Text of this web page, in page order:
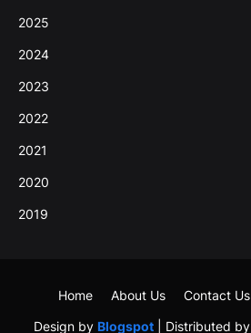
2025
2024
2023
2022
2021
2020
2019
Design by Blogspot | Distributed by
Home About Us Contact Us